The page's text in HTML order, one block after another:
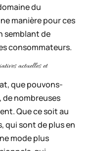
du
manière pour ces
semblant de
consommateurs.
actuelles et
que pouvons-
de nombreuses
Que ce soit au
qui sont de plus en
mode plus